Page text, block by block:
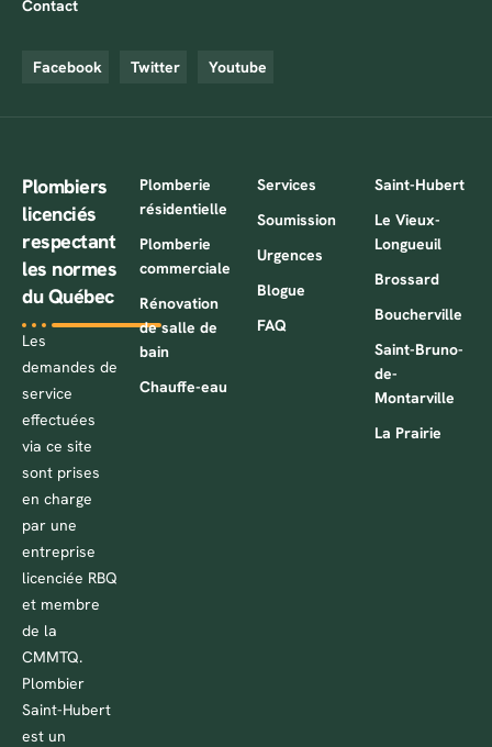
Contact
Facebook Twitter Youtube
Plombiers
licenciés
respectant
les normes
du Québec
Les
demandes de
service
effectuées
via ce site
sont prises
en charge
par une
entreprise
licenciée RBQ
et membre
de la
CMMTQ.
Plombier
Saint-Hubert
est un
Plomberie
résidentielle
Plomberie
commerciale
Rénovation
de salle de
bain
Chauffe-eau
Services
Soumission
Urgences
Blogue
FAQ
Saint-Hubert
Le Vieux-
Longueuil
Brossard
Boucherville
Saint-Bruno-
de-
Montarville
La Prairie